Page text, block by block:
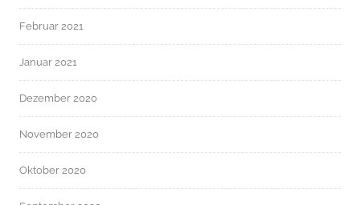
Februar 2021
Januar 2021
Dezember 2020
November 2020
Oktober 2020